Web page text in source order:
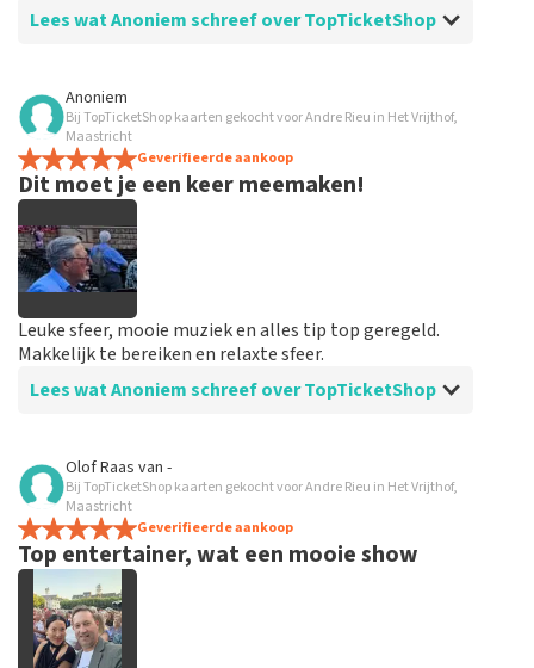
Lees wat Anoniem schreef over TopTicketShop
Beoordeling van Anoniem over
alles in orde
spannend dat je maar zo kort op voorhand de tickets
hebt maar alles was in orde...
Anoniem
Bij TopTicketShop kaarten gekocht voor Andre Rieu in Het Vrijthof,
Maastricht
Geverifieerde aankoop
Dit moet je een keer meemaken!
Leuke sfeer, mooie muziek en alles tip top geregeld.
Makkelijk te bereiken en relaxte sfeer.
Lees wat Anoniem schreef over TopTicketShop
Beoordeling van Anoniem over
Goed en snel geregeld
Binnen een week waren de tickets binnen. Alles keurig
geregeld en goed geïnformeerd vooraf aan het
evenement.
Olof Raas van -
Bij TopTicketShop kaarten gekocht voor Andre Rieu in Het Vrijthof,
Maastricht
Geverifieerde aankoop
Top entertainer, wat een mooie show